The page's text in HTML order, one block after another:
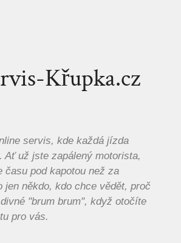
Křupka.cz
servis, kde každá jízda
Ať už jste zapálený motorista,
pod kapotou než za
jen někdo, kdo chce vědět, proč
"brum brum", když otočíte
pro vás.